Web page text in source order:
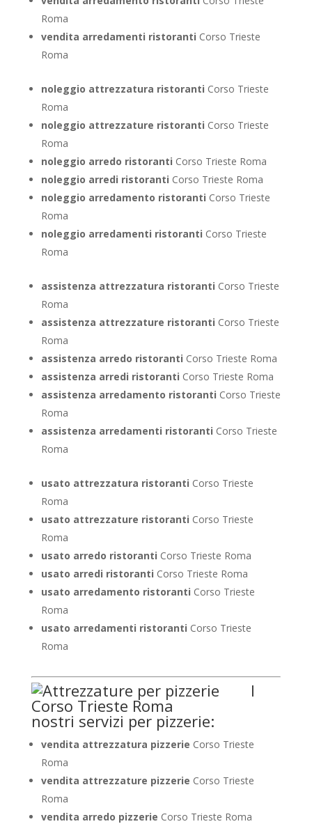
Roma
vendita arredamenti ristoranti Corso Trieste
Roma
noleggio attrezzatura ristoranti Corso Trieste
Roma
noleggio attrezzature ristoranti Corso Trieste
Roma
noleggio arredo ristoranti Corso Trieste Roma
noleggio arredi ristoranti Corso Trieste Roma
noleggio arredamento ristoranti Corso Trieste
Roma
noleggio arredamenti ristoranti Corso Trieste
Roma
assistenza attrezzatura ristoranti Corso Trieste
Roma
assistenza attrezzature ristoranti Corso Trieste
Roma
assistenza arredo ristoranti Corso Trieste Roma
assistenza arredi ristoranti Corso Trieste Roma
assistenza arredamento ristoranti Corso Trieste
Roma
assistenza arredamenti ristoranti Corso Trieste
Roma
usato attrezzatura ristoranti Corso Trieste
Roma
usato attrezzature ristoranti Corso Trieste
Roma
usato arredo ristoranti Corso Trieste Roma
usato arredi ristoranti Corso Trieste Roma
usato arredamento ristoranti Corso Trieste
Roma
usato arredamenti ristoranti Corso Trieste
Roma
I
nostri servizi per pizzerie:
vendita attrezzatura pizzerie Corso Trieste
Roma
vendita attrezzature pizzerie Corso Trieste
Roma
vendita arredo pizzerie Corso Trieste Roma